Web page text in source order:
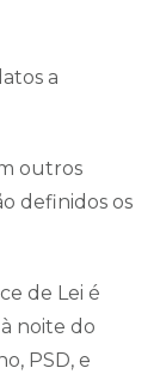
a
outros
definidos os
de Lei é
noite do
PSD, e